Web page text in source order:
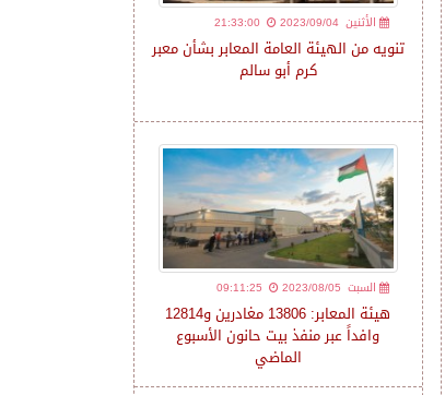
21:33:00
تنويه من الهيئة العامة المعابر بشأن معبر
كرم أبو سالم
09:11:25
هيئة المعابر: 13806 مغادرين و12814
وافداً عبر منفذ بيت حانون الأسبوع
الماضي